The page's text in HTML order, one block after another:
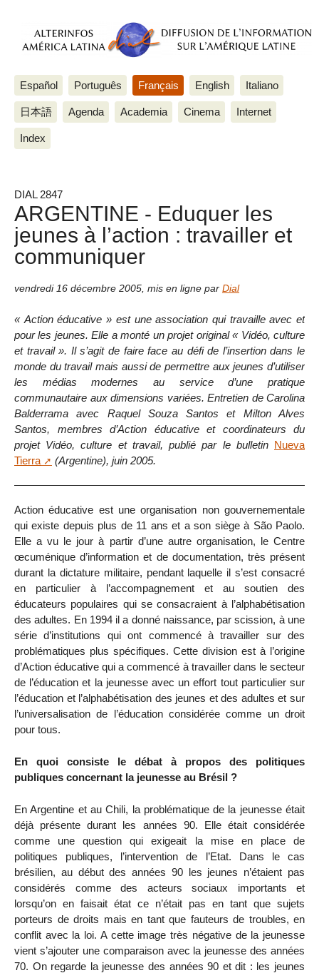
Español Português Français English Italiano
日本語 Agenda Academia Cinema Internet
Index
DIAL 2847
ARGENTINE - Eduquer les
jeunes à l’action : travailler et
communiquer
vendredi 16 décembre 2005 mis en ligne par Dial
« Action éducative » est une association qui travaille avec et
pour les jeunes. Elle a monté un projet original « Vidéo, culture
et travail ». Il s’agit de faire face au défi de l’insertion dans le
monde du travail mais aussi de permettre aux jeunes d’utiliser
les médias modernes au service d’une pratique
communautaire aux dimensions variées. Entretien de Carolina
Balderrama avec Raquel Souza Santos et Milton Alves
Santos, membres d’Action éducative et coordinateurs du
projet Vidéo, culture et travail, publié par le bulletin Nueva
Tierra
(Argentine), juin 2005.
Action éducative est une organisation non gouvernementale
qui existe depuis plus de 11 ans et a son siège à São Paolo.
Elle a vu le jour à partir d’une autre organisation, le Centre
œcuménique d’information et de documentation, très présent
durant la dictature militaire, pendant laquelle il s’est consacré
en particulier à l’accompagnement et au soutien des
éducateurs populaires qui se consacraient à l’alphabétisation
des adultes. En 1994 il a donné naissance, par scission, à une
série d’institutions qui ont commencé à travailler sur des
problématiques plus spécifiques. Cette division est à l’origine
d’Action éducative qui a commencé à travailler dans le secteur
de l’éducation et la jeunesse avec un effort tout particulier sur
l’éducation et l’alphabétisation des jeunes et des adultes et sur
l’universalisation de l’éducation considérée comme un droit
pour tous.
En quoi consiste le débat à propos des politiques
publiques concernant la jeunesse au Brésil ?
En Argentine et au Chili, la problématique de la jeunesse était
déjà présente durant les années 90. Elle était considérée
comme une question qui exigeait la mise en place de
politiques publiques, l’intervention de l’Etat. Dans le cas
brésilien, au début des années 90 les jeunes n’étaient pas
considérés comme des acteurs sociaux importants et
lorsqu’on en faisait état ce n’était pas en tant que sujets
porteurs de droits mais en tant que fauteurs de troubles, en
conflit avec la loi. A cette image très négative de la jeunesse
vient s’ajouter une comparaison avec la jeunesse des années
70. On regarde la jeunesse des années 90 et dit : les jeunes